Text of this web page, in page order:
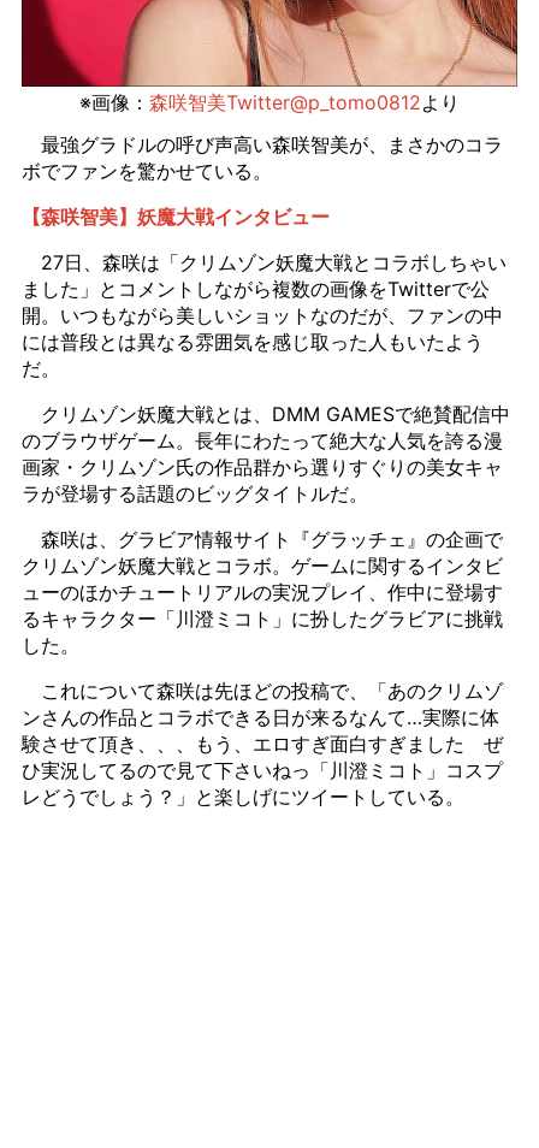
※画像： 森咲智美Twitter@p_tomo0812より
最強グラドルの呼び声高い森咲智美が、まさかのコラ
ボでファンを驚かせている。
【森咲智美】妖魔大戦インタビュー
27日、森咲は「クリムゾン妖魔大戦とコラボしちゃい
ました」とコメントしながら複数の画像をTwitterで公
開。いつもながら美しいショットなのだが、ファンの中
には普段とは異なる雰囲気を感じ取った人もいたよう
だ。
クリムゾン妖魔大戦とは、DMM GAMESで絶賛配信中
のブラウザゲーム。長年にわたって絶大な人気を誇る漫
画家・クリムゾン氏の作品群から選りすぐりの美女キャ
ラが登場する話題のビッグタイトルだ。
森咲は、グラビア情報サイト『グラッチェ』の企画で
クリムゾン妖魔大戦とコラボ。ゲームに関するインタビ
ューのほかチュートリアルの実況プレイ、作中に登場す
るキャラクター「川澄ミコト」に扮したグラビアに挑戦
した。
これについて森咲は先ほどの投稿で、「あのクリムゾ
ンさんの作品とコラボできる日が来るなんて…実際に体
験させて頂き、、、もう、エロすぎ面白すぎました ぜ
ひ実況してるので見て下さいねっ「川澄ミコト」コスプ
レどうでしょう？」と楽しげにツイートしている。